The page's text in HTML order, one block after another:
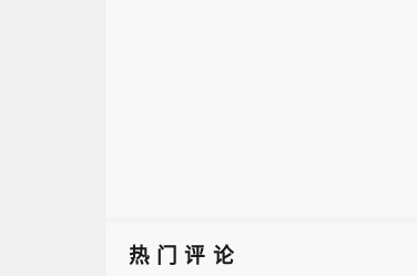
热门评论